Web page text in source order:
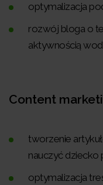
optymalizacja
rozwój bloga o
aktywnością
Content
tworzenie
nauczyć dziecko
optymalizacja